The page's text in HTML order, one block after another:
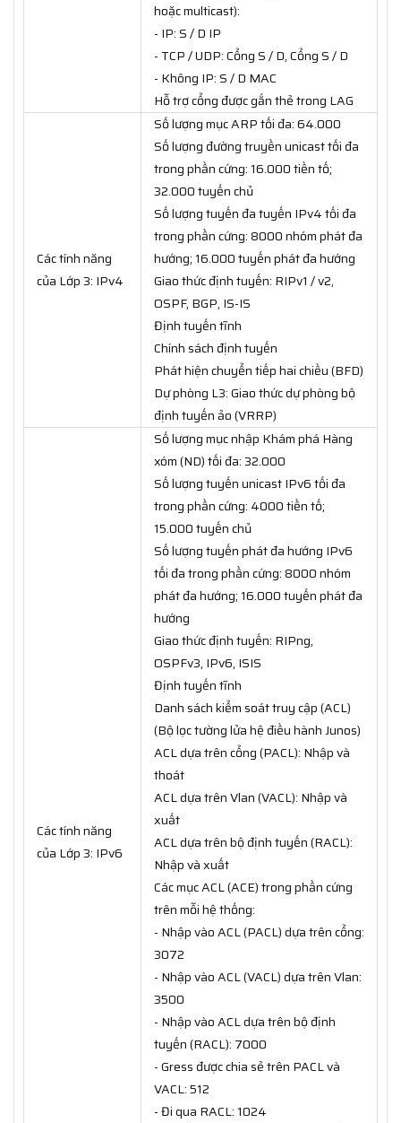
hoặc multicast):
- IP: S / D IP
- TCP / UDP: Cổng S / D, Cổng S / D
- Không IP: S / D MAC
Hỗ trợ cổng được gắn thẻ trong LAG
Các tính năng
của Lớp 3: IPv4
Số lượng mục ARP tối đa: 64.000
Số lượng đường truyền unicast tối đa
trong phần cứng: 16.000 tiền tố;
32.000 tuyến chủ
Số lượng tuyến đa tuyến IPv4 tối đa
trong phần cứng: 8000 nhóm phát đa
hướng; 16.000 tuyến phát đa hướng
Giao thức định tuyến: RIPv1 / v2,
OSPF, BGP, IS-IS
Định tuyến tĩnh
Chính sách định tuyến
Phát hiện chuyển tiếp hai chiều (BFD)
Dự phòng L3: Giao thức dự phòng bộ
định tuyến ảo (VRRP)
Các tính năng
của Lớp 3: IPv6
Số lượng mục nhập Khám phá Hàng
xóm (ND) tối đa: 32.000
Số lượng tuyến unicast IPv6 tối đa
trong phần cứng: 4000 tiền tố;
15.000 tuyến chủ
Số lượng tuyến phát đa hướng IPv6
tối đa trong phần cứng: 8000 nhóm
phát đa hướng; 16.000 tuyến phát đa
hướng
Giao thức định tuyến: RIPng,
OSPFv3, IPv6, ISIS
Định tuyến tĩnh
Danh sách kiểm soát truy cập (ACL)
(Bộ lọc tường lửa hệ điều hành Junos)
ACL dựa trên cổng (PACL): Nhập và
thoát
ACL dựa trên Vlan (VACL): Nhập và
xuất
ACL dựa trên bộ định tuyến (RACL):
Nhập và xuất
Các mục ACL (ACE) trong phần cứng
trên mỗi hệ thống:
- Nhập vào ACL (PACL) dựa trên cổng:
3072
- Nhập vào ACL (VACL) dựa trên Vlan:
3500
- Nhập vào ACL dựa trên bộ định
tuyến (RACL): 7000
- Gress được chia sẻ trên PACL và
VACL: 512
- Đi qua RACL: 1024